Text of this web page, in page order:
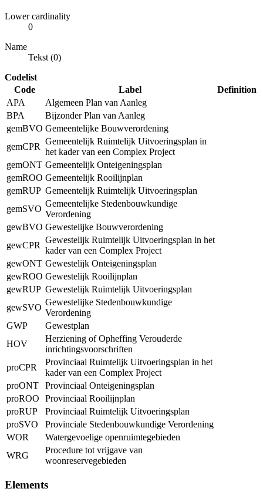
Lower cardinality
0
Name
Tekst (0)
Codelist
Code
Label
Definition
APA
Algemeen Plan van Aanleg
BPA
Bijzonder Plan van Aanleg
gemBVO Gemeentelijke Bouwverordening
gemCPR
Gemeentelijk Ruimtelijk Uitvoeringsplan in
het kader van een Complex Project
gemONT Gemeentelijk Onteigeningsplan
gemROO Gemeentelijk Rooilijnplan
gemRUP Gemeentelijk Ruimtelijk Uitvoeringsplan
gemSVO
Gemeentelijke Stedenbouwkundige
Verordening
gewBVO Gewestelijke Bouwverordening
gewCPR
Gewestelijk Ruimtelijk Uitvoeringsplan in het
kader van een Complex Project
gewONT Gewestelijk Onteigeningsplan
gewROO Gewestelijk Rooilijnplan
gewRUP Gewestelijk Ruimtelijk Uitvoeringsplan
gewSVO
Gewestelijke Stedenbouwkundige
Verordening
GWP
Gewestplan
HOV
Herziening of Opheffing Verouderde
inrichtingsvoorschriften
proCPR
Provinciaal Ruimtelijk Uitvoeringsplan in het
kader van een Complex Project
proONT
Provinciaal Onteigeningsplan
proROO
Provinciaal Rooilijnplan
proRUP
Provinciaal Ruimtelijk Uitvoeringsplan
proSVO
Provinciale Stedenbouwkundige Verordening
WOR
Watergevoelige openruimtegebieden
WRG
Procedure tot vrijgave van
woonreservegebieden
Elements